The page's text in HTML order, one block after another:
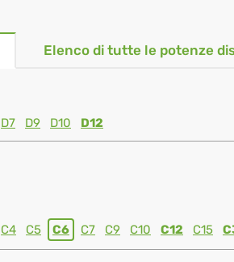
Elenco di tutte le potenze
D7 D9 D10 D12
C4 C5 C6 C7 C9 C10 C12 C15